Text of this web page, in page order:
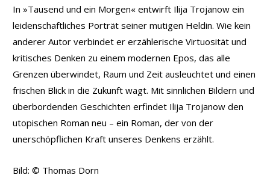
In »Tausend und ein Morgen« entwirft Ilija Trojanow ein
leidenschaftliches Porträt seiner mutigen Heldin. Wie kein
anderer Autor verbindet er erzählerische Virtuosität und
kritisches Denken zu einem modernen Epos, das alle
Grenzen überwindet, Raum und Zeit ausleuchtet und einen
frischen Blick in die Zukunft wagt. Mit sinnlichen Bildern und
überbordenden Geschichten erfindet Ilija Trojanow den
utopischen Roman neu – ein Roman, der von der
unerschöpflichen Kraft unseres Denkens erzählt.
Bild: © Thomas Dorn